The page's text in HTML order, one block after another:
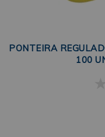
PONTEIRA
100